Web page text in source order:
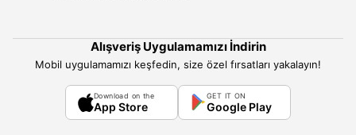
Alışveriş Uygulamamızı İndirin
Mobil uygulamamızı keşfedin, size özel fırsatları yakalayın!
Download on the
App Store
GET IT ON
Google Play